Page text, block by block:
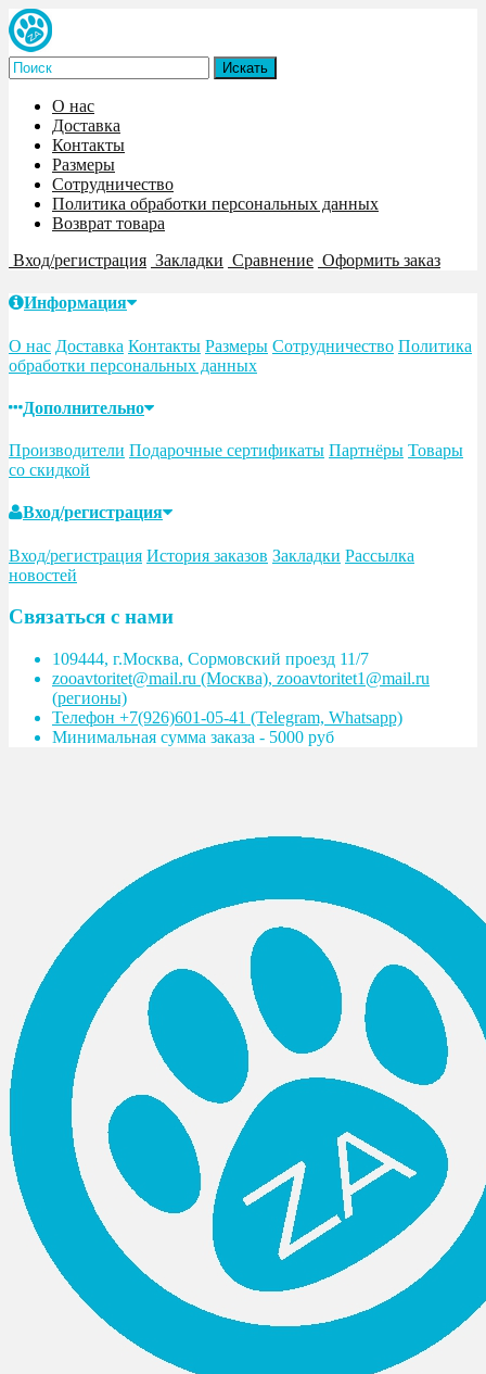
О нас
Доставка
Контакты
Размеры
Сотрудничество
Политика обработки персональных данных
Возврат товара
Вход/регистрация Закладки Сравнение Оформить заказ
Информация
О нас Доставка Контакты Размеры Сотрудничество Политика
обработки персональных данных
Дополнительно
Производители Подарочные сертификаты Партнёры Товары
со скидкой
Вход/регистрация
Вход/регистрация История заказов Закладки Рассылка
новостей
Связаться с нами
109444, г.Москва, Сормовский проезд 11/7
zooavtoritet@mail.ru (Москва), zooavtoritet1@mail.ru
(регионы)
Телефон +7(926)601-05-41 (Telegram, Whatsapp)
Минимальная сумма заказа - 5000 руб